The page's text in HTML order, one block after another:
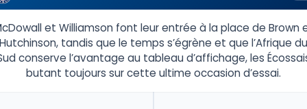
et Williamson font leur entrée à la place de Brown
Hutchinson, tandis que le temps s’égrène et que l’Afrique du
conserve l’avantage au tableau d’affichage, les
butant toujours sur cette ultime occasion d’essai.